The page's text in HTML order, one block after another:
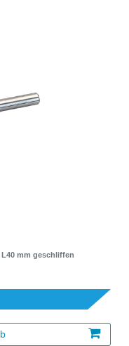
L40 mm geschliffen